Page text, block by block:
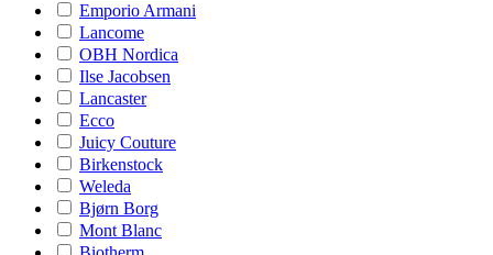
Emporio Armani
Lancome
OBH Nordica
Ilse Jacobsen
Lancaster
Ecco
Juicy Couture
Birkenstock
Weleda
Bjørn Borg
Mont Blanc